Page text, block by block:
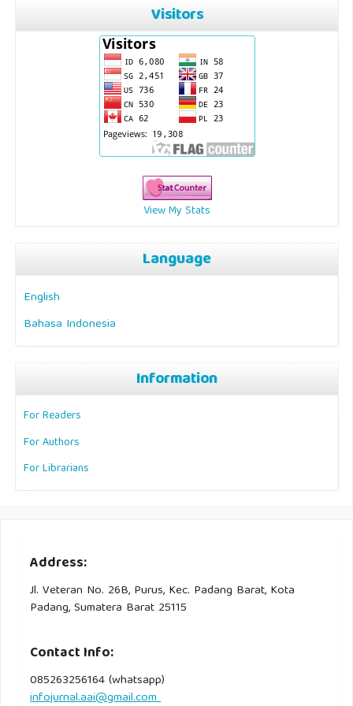
Visitors
View My Stats
Language
English
Bahasa Indonesia
Information
For Readers
For Authors
For Librarians
Address:
Jl. Veteran No. 26B, Purus, Kec. Padang Barat, Kota
Padang, Sumatera Barat 25115
Contact Info:
085263256164 (whatsapp)
infojurnal.aai@gmail.com